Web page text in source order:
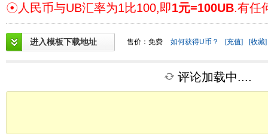
☉人民币与UB汇率为1比100,即1元=100UB.有任
进入模板下载地址 售价：免费 如何获得U币？ [充值] [收藏]
评论加载中....